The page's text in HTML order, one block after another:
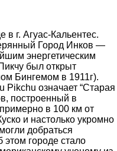
в г. Агуас-Кальентес.
Город Инков —
энергетическим
был открыт
Бингемом в 1911г).
Pikchu означает “Старая
построенный в
в 100 км от
и настолько укромно
добраться
этом городе стало